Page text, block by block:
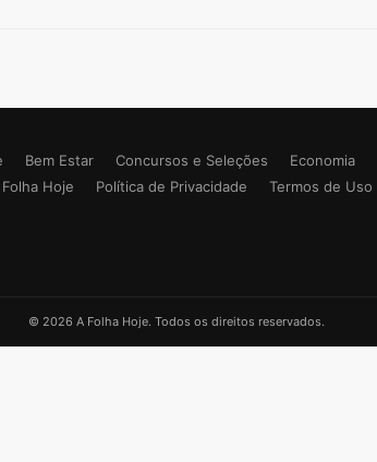
Bem Estar Concursos e Seleções Economia
Hoje Política de Privacidade Termos de Uso
© 2026 A Folha Hoje. Todos os direitos reservados.